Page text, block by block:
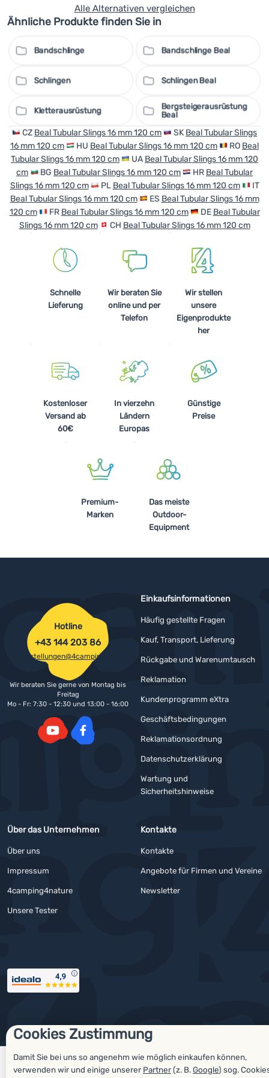
Cookies Zustimmung
Damit Sie bei uns so angenehm wie möglich einkaufen können,
verwenden wir und einige unserer Partner(z. B.Google) sog.
Alle Alternativen vergleichen
Ähnliche Produkte finden Sie in
Bandschlinge Bandschlinge Beal
Schlingen Schlingen Beal
Kletterausrüstung
Bergsteigerausrüstung
Beal
CZ Beal Tubular Slings 16 mm 120 cm SK Beal Tubular Slings
16 mm 120 cm
HU Beal Tubular Slings 16 mm 120 cm RO Beal
Tubular Slings 16 mm 120 cm
UA Beal Tubular Slings 16 mm 120
cm
BG Beal Tubular Slings 16 mm 120 cm HR Beal Tubular
Slings 16 mm 120 cm
PL Beal Tubular Slings 16 mm 120 cm
IT
Beal Tubular Slings 16 mm 120 cm
ES Beal Tubular Slings 16 mm
120 cm
FR Beal Tubular Slings 16 mm 120 cm DE Beal Tubular
Slings 16 mm 120 cm
CH Beal Tubular Slings 16 mm 120 cm
Schnelle
Lieferung
Wir beraten Sie
online und per
Telefon
Wir stellen
unsere
Eigenprodukte
her
Kostenloser
Versand ab
60€
In vierzehn
Ländern
Europas
Günstige
Preise
Premium-
Marken
Das meiste
Outdoor-
Equipment
Einkaufsinformationen
Häufig gestellte Fragen
Kauf, Transport, Lieferung
Rückgabe und Warenumtausch
Reklamation
Kundenprogramm eXtra
Geschäftsbedingungen
Reklamationsordnung
Datenschutzerklärung
Wartung und
Sicherheitshinweise
Über das Unternehmen
Über uns
Impressum
4camping4nature
Unsere Tester
Kontakte
Kontakte
Angebote für Firmen und Vereine
Newsletter
Hotline
+43 144 203 86
bestellungen@4camping.at
Wir beraten Sie gerne von Montag bis
Freitag
Mo - Fr: 7:30 - 12:30 und 13:00 - 16:00
Auszeichnungen
© 2026 ForCamping s.r.o. laufendShopio